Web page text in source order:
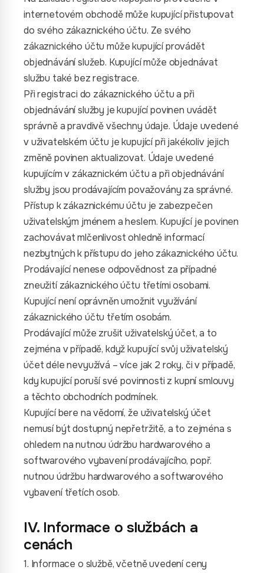
internetovém obchodě může kupující přistupovat
do svého zákaznického účtu. Ze svého
zákaznického účtu může kupující provádět
objednávání služeb. Kupující může objednávat
službu také bez registrace.
Při registraci do zákaznického účtu a při
objednávání služby je kupující povinen uvádět
správně a pravdivě všechny údaje. Údaje uvedené
v uživatelském účtu je kupující při jakékoliv jejich
změně povinen aktualizovat. Údaje uvedené
kupujícím v zákaznickém účtu a při objednávání
služby jsou prodávajícím považovány za správné.
Přístup k zákaznickému účtu je zabezpečen
uživatelským jménem a heslem. Kupující je povinen
zachovávat mlčenlivost ohledně informací
nezbytných k přístupu do jeho zákaznického účtu.
Prodávající nenese odpovědnost za případné
zneužití zákaznického účtu třetími osobami.
Kupující není oprávněn umožnit využívání
zákaznického účtu třetím osobám.
Prodávající může zrušit uživatelský účet, a to
zejména v případě, když kupující svůj uživatelský
účet déle nevyužívá – více jak 2 roky, či v případě,
kdy kupující poruší své povinnosti z kupní smlouvy
a těchto obchodních podmínek.
Kupující bere na vědomí, že uživatelský účet
nemusí být dostupný nepřetržitě, a to zejména s
ohledem na nutnou údržbu hardwarového a
softwarového vybavení prodávajícího, popř.
nutnou údržbu hardwarového a softwarového
vybavení třetích osob.
IV. Informace o službách a
cenách
1. Informace o službě, včetně uvedení ceny